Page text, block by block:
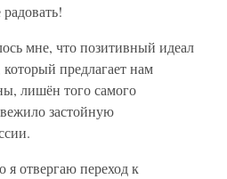
мне, что позитивный идеал
который предлагает нам
лишён того самого
застойную
я отвергаю переход к